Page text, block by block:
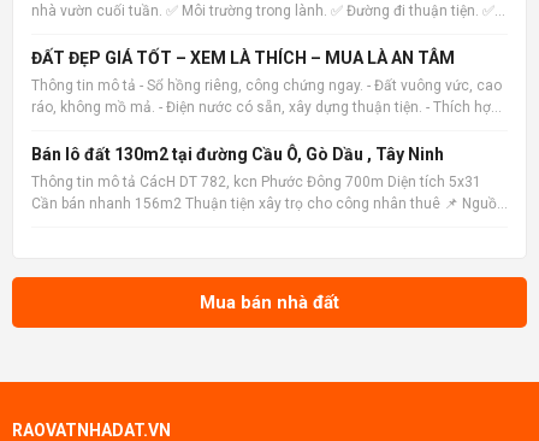
nhà vườn cuối tuần. ✅ Môi trường trong lành. ✅ Đường đi thuận tiện. ✅
và vị trí. 📌 Nguồn tin: Muabannhadat
ĐẤT ĐẸP GIÁ TỐT – XEM LÀ THÍCH – MUA LÀ AN TÂM
Thông tin mô tả - Sổ hồng riêng, công chứng ngay. - Đất vuông vức, cao
ráo, không mồ mả. - Điện nước có sẵn, xây dựng thuận tiện. - Thích hợp
Muabannhadat.com &mdash; Sàn rao vặt nhà đất uy tín 🔗
Bán lô đất 130m2 tại đường Cầu Ô, Gò Dầu , Tây Ninh
Thông tin mô tả CácH DT 782, kcn Phước Đông 700m Diện tích 5x31
Cần bán nhanh 156m2 Thuận tiện xây trọ cho công nhân thuê 📌 Nguồn
Mua bán nhà đất
RAOVATNHADAT.VN